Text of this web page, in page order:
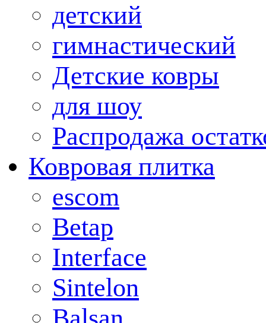
детский
гимнастический
Детские ковры
для шоу
Распродажа
Ковровая плитка
escom
Betap
Interface
Sintelon